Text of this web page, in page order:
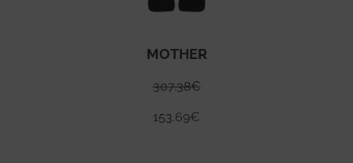
MOTHER
307.38€
153.69€